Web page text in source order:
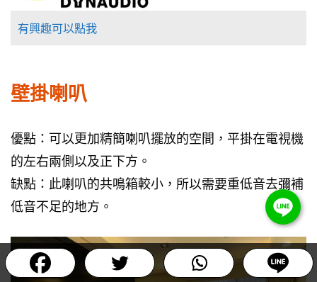
有興趣可以點我
壁掛喇叭
優點：可以更加精簡喇叭擺放的空間，平掛在電視機
的左右兩側以及正下方。
缺點：此喇叭的共鳴箱較小，所以需要重低音去彌補
低音不足的地方。
Item added to cart.
0 items - NT$
Checkout